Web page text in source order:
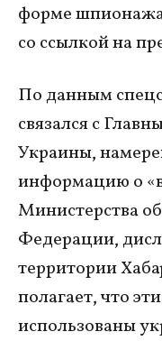
форме
со ссылкой на
По данным
связался с
Украины,
информацию о
Министерства
Федерации,
территории
полагает, что
использованы